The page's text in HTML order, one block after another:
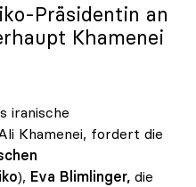
-Präsidentin an
Khamenei
iranische
Khamenei, fordert die
), Eva Blimlinger, die